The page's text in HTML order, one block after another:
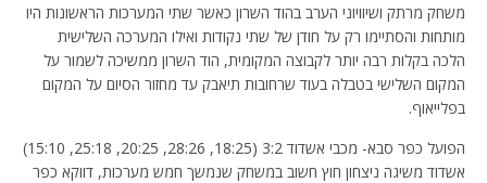
משחק מרתק ושיוויוני הערב בהוד השרון כאשר שתי המערכות הראשונות היו
מותחות והסתיימו רק על חודן של שתי נקודות ואילו המערכה השלישית
הלכה בקלות רבה יותר לקבוצה המקומית, הוד השרון ממשיכה לשמור על
המקום השלישי בטבלה בעוד שרחובות תיאבק עד מחזור הסיום על המקום
בפלייאוף.
הפועל כפר סבא- מכבי אשדוד 3:2 (18:25, 28:26, 20:25, 25:18, 15:10)
אשדוד משיגה ניצחון חוץ חשוב במשחק שנמשך חמש מערכות, דווקא כפר